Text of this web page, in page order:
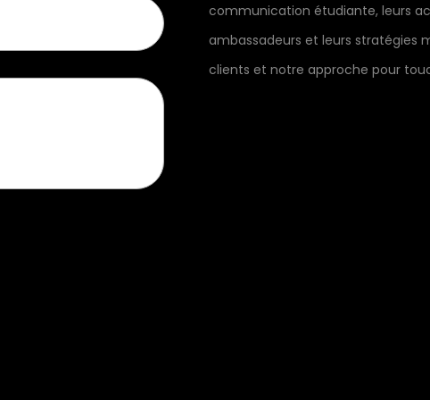
communication étudiante, leurs
ambassadeurs et leurs stratégies
clients et notre approche pour